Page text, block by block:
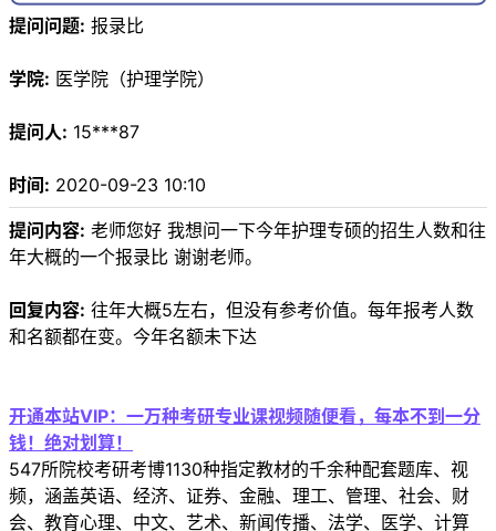
提问问题: 报录比
学院: 医学院（护理学院）
提问人: 15***87
时间: 2020-09-23 10:10
提问内容: 老师您好 我想问一下今年护理专硕的招生人数和往
年大概的一个报录比 谢谢老师。
回复内容: 往年大概5左右，但没有参考价值。每年报考人数
和名额都在变。今年名额未下达
开通本站VIP：一万种考研专业课视频随便看，每本不到一分
钱！绝对划算！
547所院校考研考博1130种指定教材的千余种配套题库、视
频，涵盖英语、经济、证券、金融、理工、管理、社会、财
会、教育心理、中文、艺术、新闻传播、法学、医学、计算